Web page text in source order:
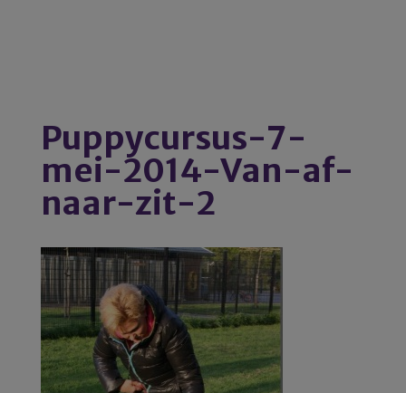
Puppycursus-7-
mei-2014-Van-af-
naar-zit-2